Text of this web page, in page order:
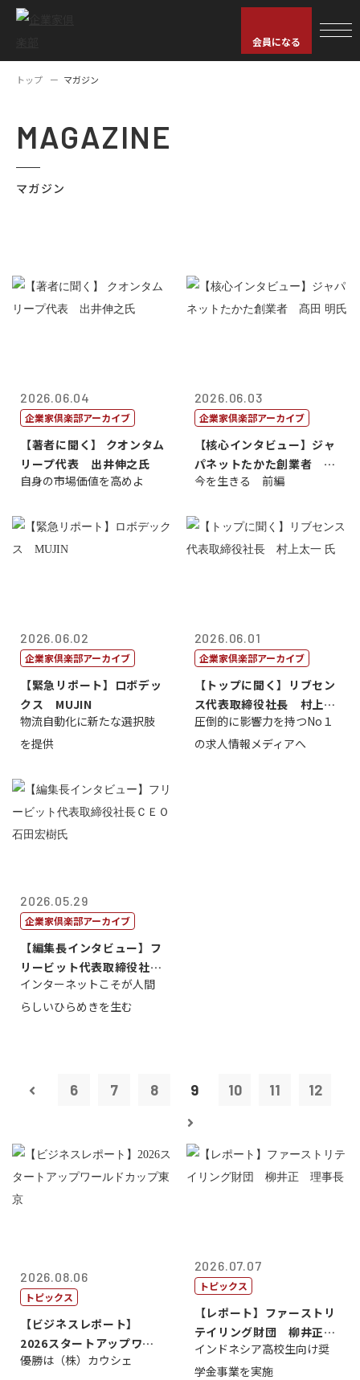
会員になる
トップ マガジン
MAGAZINE
マガジン
2026.06.04
企業家倶楽部アーカイブ
【著者に聞く】 クオンタム
リープ代表 出井伸之氏
自身の市場価値を高めよ
2026.06.03
企業家倶楽部アーカイブ
【核心インタビュー】ジャ
パネットたかた創業者 髙
田 明氏
今を生きる 前編
2026.06.02
企業家倶楽部アーカイブ
【緊急リポート】ロボデッ
クス MUJIN
物流自動化に新たな選択肢
を提供
2026.06.01
企業家倶楽部アーカイブ
【トップに聞く】リブセン
ス代表取締役社長 村上太
一 氏
圧倒的に影響力を持つNo１
の求人情報メディアへ
2026.05.29
企業家倶楽部アーカイブ
【編集長インタビュー】フ
リービット代表取締役社長
ＣＥＯ 石田...
インターネットこそが人間
らしいひらめきを生む
6 7 8 9 10 11 12
2026.08.06
トピックス
【ビジネスレポート】
2026スタートアップワー
ルドカップ東京
優勝は（株）カウシェ
2026.07.07
トピックス
【レポート】ファーストリ
テイリング財団 柳井正
理事長
インドネシア高校生向け奨
学金事業を実施